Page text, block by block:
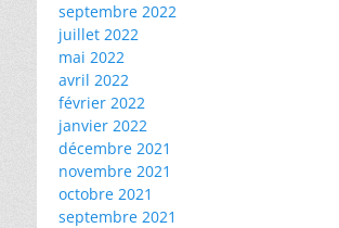
septembre 2022
juillet 2022
mai 2022
avril 2022
février 2022
janvier 2022
décembre 2021
novembre 2021
octobre 2021
septembre 2021